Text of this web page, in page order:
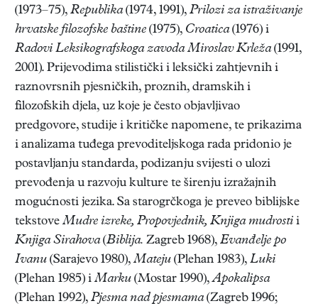
(1973–75), Republika(1974, 1991), Prilozi za istraživanje
hrvatske filozofske baštine (1975), Croatica(1976) i
Radovi Leksikografskoga zavoda Miroslav Krleža(1991,
2001). Prijevodima stilistički i leksički zahtjevnih i
raznovrsnih pjesničkih, proznih, dramskih i
filozofskih djela, uz koje je često objavljivao
predgovore, studije i kritičke napomene, te prikazima
i analizama tuđega prevoditeljskoga rada pridonio je
postavljanju standarda, podizanju svijesti o ulozi
prevođenja u razvoju kulture te širenju izražajnih
mogućnosti jezika. Sa starogrčkoga je preveo biblijske
tekstoveMudre izreke, Propovjednik, Knjiga mudrosti i
Knjiga Sirahova(Biblija. Zagreb 1968), Evanđelje po
Ivanu (Sarajevo 1980),Mateju (Plehan 1983), Luki
(Plehan 1985) iMarku (Mostar 1990),Apokalipsa
(Plehan 1992), Pjesma nad pjesmama(Zagreb 1996;